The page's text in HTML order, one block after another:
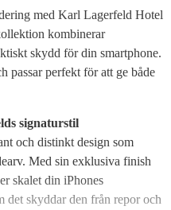
med Karl Lagerfeld Hotel
kombinerar
skydd för din smartphone.
passar perfekt för att ge både
signaturstil
och distinkt design som
Med sin exklusiva finish
skalet din iPhones
det skyddar den från repor och